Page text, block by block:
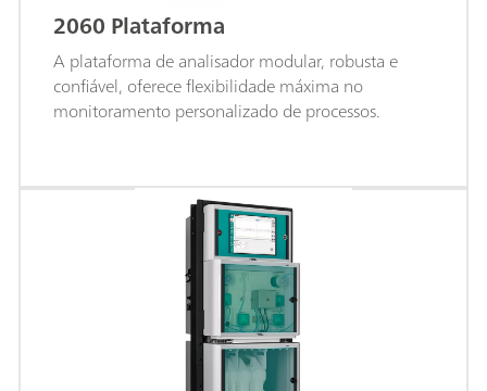
2060 Plataforma
A plataforma de analisador modular, robusta e
confiável, oferece flexibilidade máxima no
monitoramento personalizado de processos.